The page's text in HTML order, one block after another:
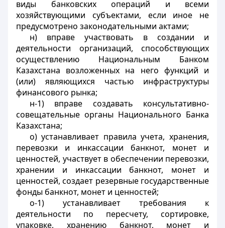
виды банковских операций и всеми
хозяйствующими субъектами, если иное не
предусмотрено законодательными актами;
н) вправе участвовать в создании и
деятельности организаций, способствующих
осуществлению Национальным Банком
Казахстана возложенных на него функций и
(или) являющихся частью инфраструктуры
финансового рынка;
н-1) вправе создавать консультативно-
совещательные органы Национального Банка
Казахстана;
о) устанавливает правила учета, хранения,
перевозки и инкассации банкнот, монет и
ценностей, участвует в обеспечении перевозки,
хранении и инкассации банкнот, монет и
ценностей, создает резервные государственные
фонды банкнот, монет и ценностей;
о-1) устанавливает требования к
деятельности по пересчету, сортировке,
упаковке, хранению банкнот, монет и